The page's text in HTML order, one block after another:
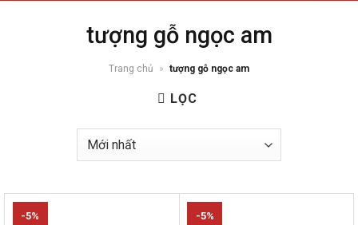
tượng gỗ ngọc am
Trang chủ » tượng gỗ ngọc am
LỌC
-5% -5%